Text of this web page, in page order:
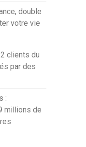
double
votre vie
clients du
par des
:
millions de